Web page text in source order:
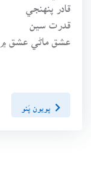
قادر پنهنجي
عشق ماڻي عشق ۾
پويون پَنو